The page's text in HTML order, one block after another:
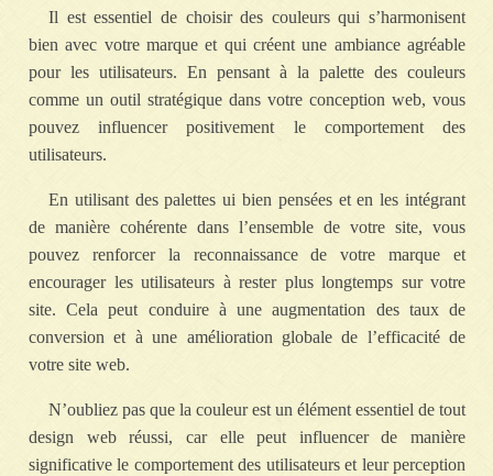
Il est essentiel de choisir des couleurs qui s’harmonisent
bien avec votre marque et qui créent une ambiance agréable
pour les utilisateurs. En pensant à la palette des couleurs
comme un outil stratégique dans votre conception web, vous
pouvez influencer positivement le comportement des
utilisateurs.
En utilisant des palettes ui bien pensées et en les intégrant
de manière cohérente dans l’ensemble de votre site, vous
pouvez renforcer la reconnaissance de votre marque et
encourager les utilisateurs à rester plus longtemps sur votre
site. Cela peut conduire à une augmentation des taux de
conversion et à une amélioration globale de l’efficacité de
votre site web.
N’oubliez pas que la couleur est un élément essentiel de tout
design web réussi, car elle peut influencer de manière
significative le comportement des utilisateurs et leur perception